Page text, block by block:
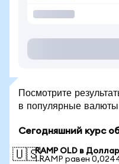
Посмотрите
в популярные валюты
Сегодняшний курс
🇺🇸RAMP OLD в
1 RAMP равен